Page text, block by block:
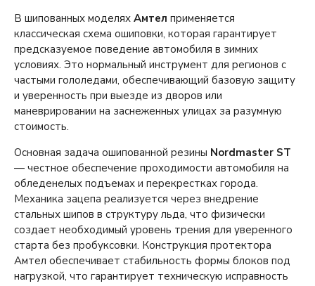
В шипованных моделях Амтел применяется
классическая схема ошиповки, которая гарантирует
предсказуемое поведение автомобиля в зимних
условиях. Это нормальный инструмент для регионов с
частыми гололедами, обеспечивающий базовую защиту
и уверенность при выезде из дворов или
маневрировании на заснеженных улицах за разумную
стоимость.
Основная задача ошипованной резины Nordmaster ST
— честное обеспечение проходимости автомобиля на
обледенелых подъемах и перекрестках города.
Механика зацепа реализуется через внедрение
стальных шипов в структуру льда, что физически
создает необходимый уровень трения для уверенного
старта без пробуксовки. Конструкция протектора
Амтел обеспечивает стабильность формы блоков под
нагрузкой, что гарантирует техническую исправность